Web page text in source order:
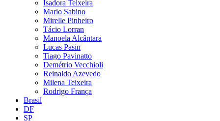
Isadora Teixeira
Mario Sabino
Mirelle Pinheiro
Tácio Lorran
Manoela Alcântara
Lucas Pasin
Tiago Pavinatto
Demétrio Vecchioli
Reinaldo Azevedo
Milena Teixeira
Rodrigo França
Brasil
DF
SP